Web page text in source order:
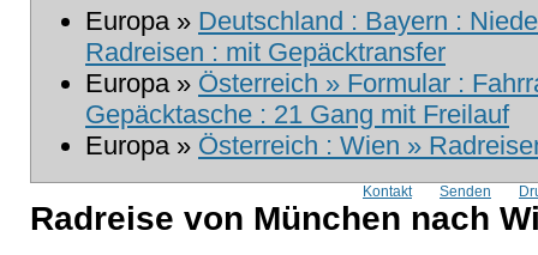
Europa » Deutschland : Bayern :
Radreisen : mit Gepäcktransfer
Europa » Österreich » Formular :
Gepäcktasche : 21 Gang mit Freilauf
Europa » Österreich : Wien »
Kontakt Senden
Radreise von München nach